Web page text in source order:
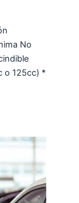
No
o 125cc) *